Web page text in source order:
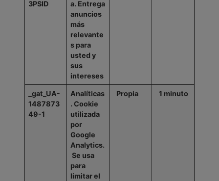
3PSID
a. Entrega
anuncios
más
relevante
s para
usted y
sus
intereses
_gat_UA-
1487873
49-1
Analíticas
. Cookie
utilizada
por
Google
Analytics.
Se usa
para
limitar el
Propia 1 minuto